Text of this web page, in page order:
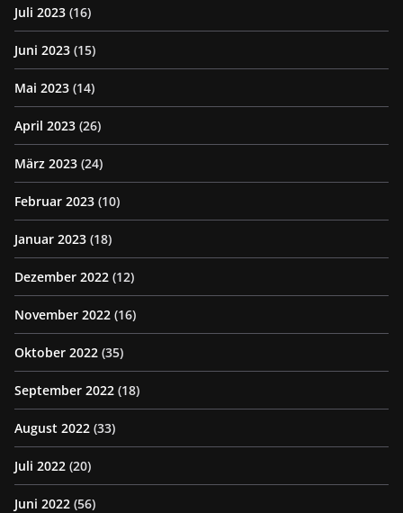
Juli 2023 (16)
Juni 2023 (15)
Mai 2023 (14)
April 2023 (26)
März 2023 (24)
Februar 2023 (10)
Januar 2023 (18)
Dezember 2022 (12)
November 2022 (16)
Oktober 2022 (35)
September 2022 (18)
August 2022 (33)
Juli 2022 (20)
Juni 2022 (56)